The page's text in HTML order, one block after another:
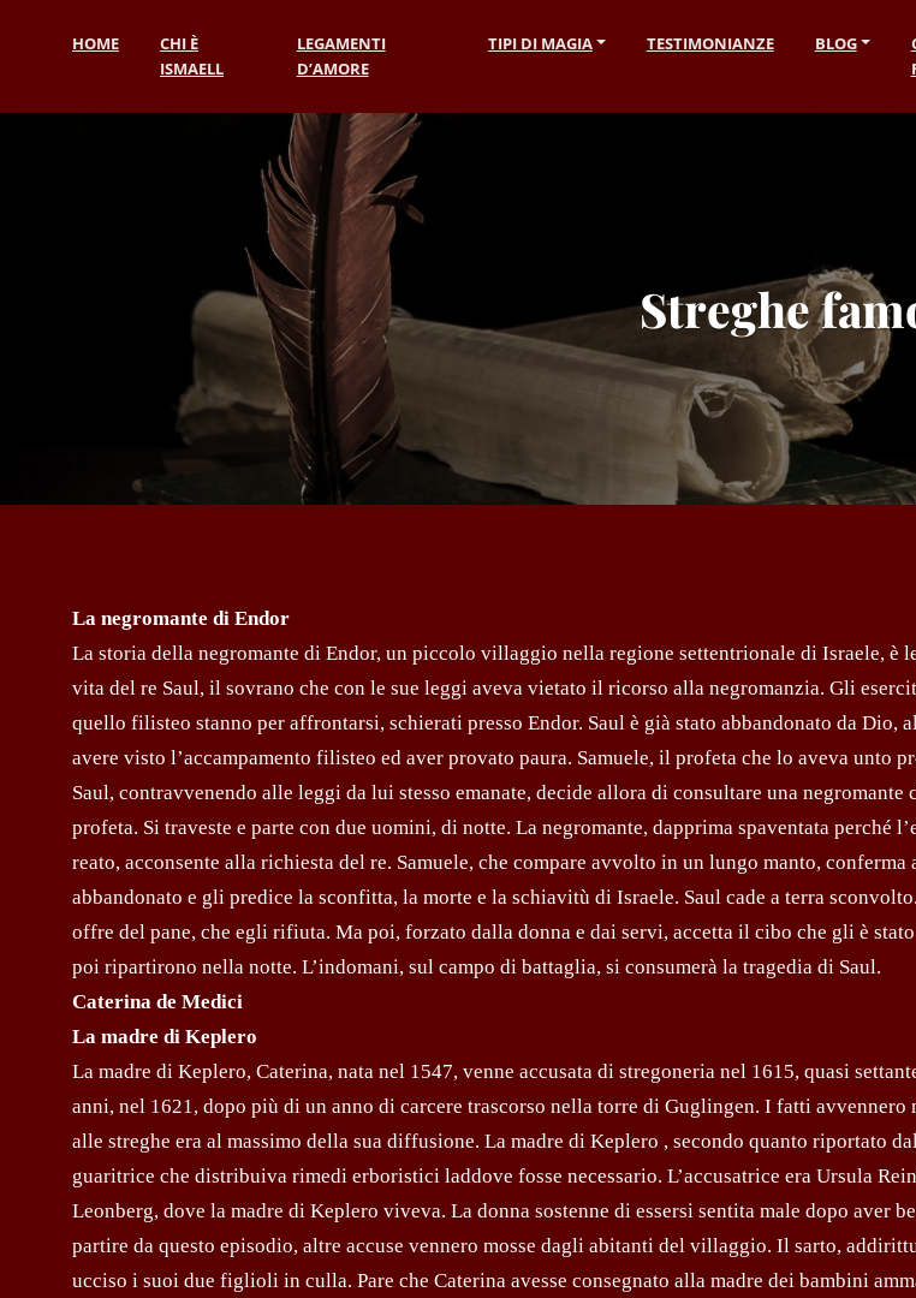
HOME
CHI È
ISMAELL
LEGAMENTI
D’AMORE
TIPI DI MAGIA TESTIMONIANZE BLOG
Streghe
La negromante di Endor
La storia della negromante di Endor, un piccolo villaggio nella regione settentrionale di Israele, è
vita del re Saul, il sovrano che con le sue leggi aveva vietato il ricorso alla negromanzia. Gli
quello filisteo stanno per affrontarsi, schierati presso Endor. Saul è già stato abbandonato da Dio,
avere visto l’accampamento filisteo ed aver provato paura. Samuele, il profeta che lo aveva unto
Saul, contravvenendo alle leggi da lui stesso emanate, decide allora di consultare una
profeta. Si traveste e parte con due uomini, di notte. La negromante, dapprima spaventata perché
reato, acconsente alla richiesta del re. Samuele, che compare avvolto in un lungo manto, conferma
abbandonato e gli predice la sconfitta, la morte e la schiavitù di Israele. Saul cade a terra
offre del pane, che egli rifiuta. Ma poi, forzato dalla donna e dai servi, accetta il cibo che gli è
poi ripartirono nella notte. L’indomani, sul campo di battaglia, si consumerà la tragedia di Saul.
Caterina de Medici
La madre di Keplero
La madre di Keplero, Caterina, nata nel 1547, venne accusata di stregoneria nel 1615, quasi
anni, nel 1621, dopo più di un anno di carcere trascorso nella torre di Guglingen. I fatti
alle streghe era al massimo della sua diffusione. La madre di Keplero , secondo quanto riportato
guaritrice che distribuiva rimedi erboristici laddove fosse necessario. L’accusatrice era Ursula
Leonberg, dove la madre di Keplero viveva. La donna sostenne di essersi sentita male dopo aver
partire da questo episodio, altre accuse vennero mosse dagli abitanti del villaggio. Il sarto,
ucciso i suoi due figlioli in culla. Pare che Caterina avesse consegnato alla madre dei bambini